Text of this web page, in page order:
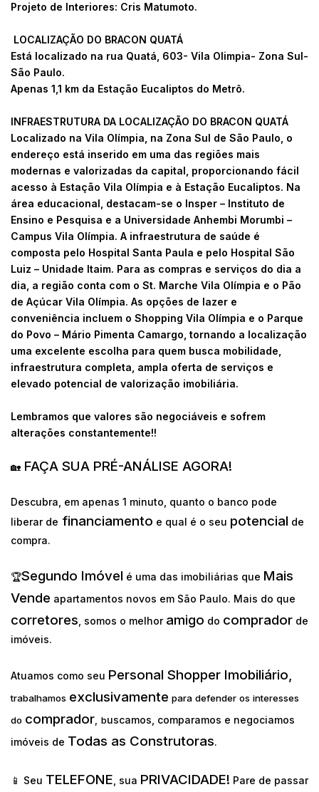
Projeto de Interiores: Cris Matumoto.
LOCALIZAÇÃO DO BRACON QUATÁ
Está localizado na rua Quatá, 603- Vila Olimpia- Zona Sul-
São Paulo.
Apenas 1,1 km da Estação Eucaliptos do Metrô.
INFRAESTRUTURA DA LOCALIZAÇÃO DO BRACON QUATÁ
Localizado na Vila Olímpia, na Zona Sul de São Paulo, o
endereço está inserido em uma das regiões mais
modernas e valorizadas da capital, proporcionando fácil
acesso à Estação Vila Olímpia e à Estação Eucaliptos. Na
área educacional, destacam-se o Insper – Instituto de
Ensino e Pesquisa e a Universidade Anhembi Morumbi –
Campus Vila Olímpia. A infraestrutura de saúde é
composta pelo Hospital Santa Paula e pelo Hospital São
Luiz – Unidade Itaim. Para as compras e serviços do dia a
dia, a região conta com o St. Marche Vila Olímpia e o Pão
de Açúcar Vila Olímpia. As opções de lazer e
conveniência incluem o Shopping Vila Olímpia e o Parque
do Povo – Mário Pimenta Camargo, tornando a localização
uma excelente escolha para quem busca mobilidade,
infraestrutura completa, ampla oferta de serviços e
elevado potencial de valorização imobiliária.
Lembramos que valores são negociáveis e sofrem
alterações constantemente!!
🏡 FAÇA SUA PRÉ-ANÁLISE AGORA!
Descubra, em apenas 1 minuto, quanto o banco pode
liberar de financiamento e qual é o seu potencial de
compra.
🏆Segundo Imóvel é uma das imobiliárias que Mais
Vende apartamentos novos em São Paulo. Mais do que
corretores , somos o melhor amigo do comprador de
imóveis.
Atuamos como seu Personal Shopper Imobiliário,
trabalhamos exclusivamente para defender os interesses
do comprador, buscamos, comparamos e negociamos
imóveis de Todas as Construtoras.
📱 Seu TELEFONE , sua PRIVACIDADE! Pare de passar